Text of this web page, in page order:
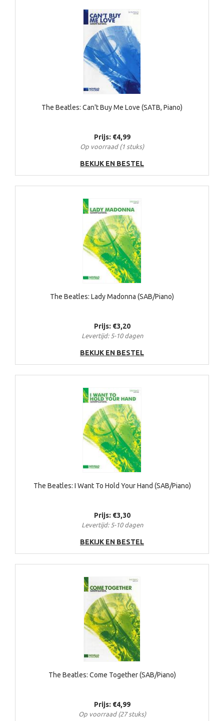
The Beatles: Can't Buy Me Love (SATB, Piano)
Prijs: €4,99
Op voorraad (1 stuks)
BEKIJK EN BESTEL
The Beatles: Lady Madonna (SAB/Piano)
Prijs: €3,20
Levertijd: 5-10 dagen
BEKIJK EN BESTEL
The Beatles: I Want To Hold Your Hand (SAB/Piano)
Prijs: €3,30
Levertijd: 5-10 dagen
BEKIJK EN BESTEL
The Beatles: Come Together (SAB/Piano)
Prijs: €4,99
Op voorraad (27 stuks)